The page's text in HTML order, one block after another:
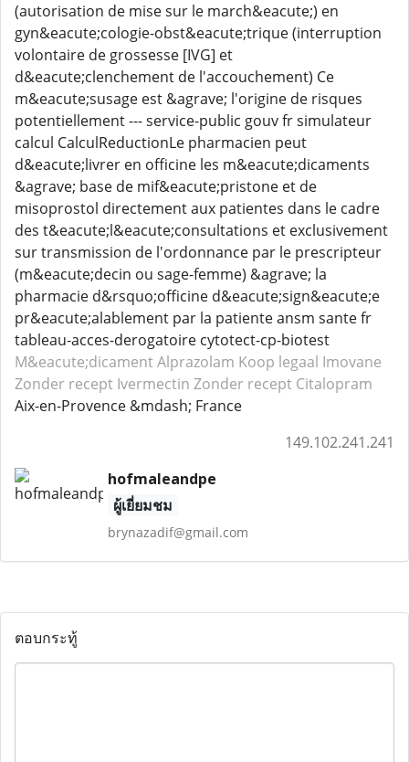
(autorisation de mise sur le march&eacute;) en
gyn&eacute;cologie-obst&eacute;trique (interruption
volontaire de grossesse [IVG] et
d&eacute;clenchement de l'accouchement) Ce
m&eacute;susage est &agrave; l'origine de risques
potentiellement --- service-public gouv fr simulateur
calcul CalculReductionLe pharmacien peut
d&eacute;livrer en officine les m&eacute;dicaments
&agrave; base de mif&eacute;pristone et de
misoprostol directement aux patientes dans le cadre
des t&eacute;l&eacute;consultations et exclusivement
sur transmission de l'ordonnance par le prescripteur
(m&eacute;decin ou sage-femme) &agrave; la
pharmacie d&rsquo;officine d&eacute;sign&eacute;e
pr&eacute;alablement par la patiente ansm sante fr
tableau-acces-derogatoire cytotect-cp-biotest
M&eacute;dicament Alprazolam Koop legaal Imovane
Zonder recept Ivermectin Zonder recept Citalopram
Aix-en-Provence &mdash; France
149.102.241.241
hofmaleandpe
ผู้เยี่ยมชม
brynazadif@gmail.com
ตอบกระทู้